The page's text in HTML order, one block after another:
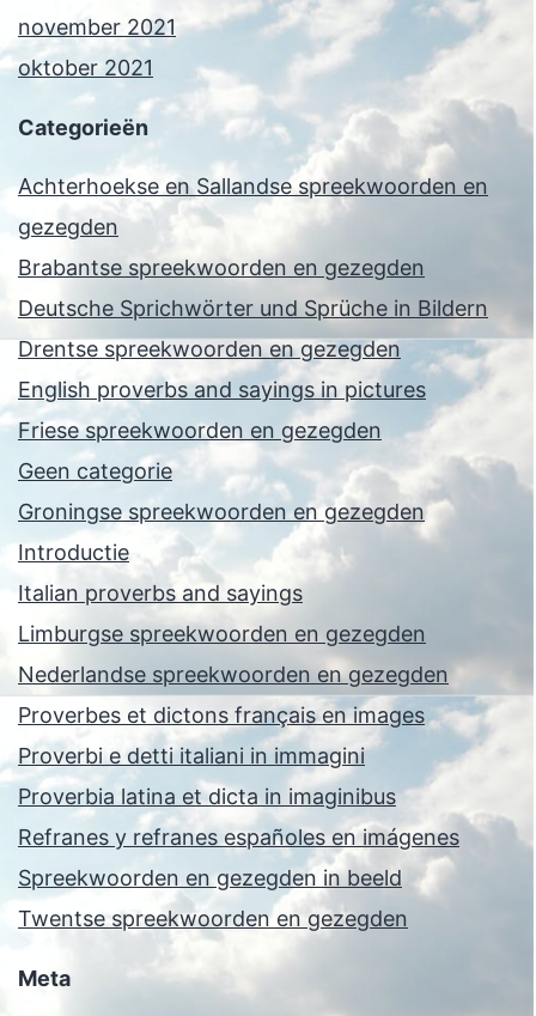
november 2021
oktober 2021
Categorieën
Achterhoekse en Sallandse spreekwoorden en
gezegden
Brabantse spreekwoorden en gezegden
Deutsche Sprichwörter und Sprüche in Bildern
Drentse spreekwoorden en gezegden
English proverbs and sayings in pictures
Friese spreekwoorden en gezegden
Geen categorie
Groningse spreekwoorden en gezegden
Introductie
Italian proverbs and sayings
Limburgse spreekwoorden en gezegden
Nederlandse spreekwoorden en gezegden
Proverbes et dictons français en images
Proverbi e detti italiani in immagini
Proverbia latina et dicta in imaginibus
Refranes y refranes españoles en imágenes
Spreekwoorden en gezegden in beeld
Twentse spreekwoorden en gezegden
Meta